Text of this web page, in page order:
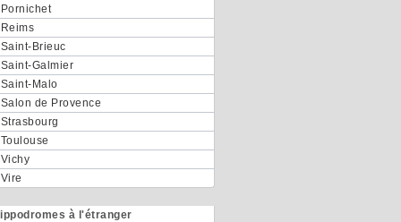
Pornichet
Reims
Saint-Brieuc
Saint-Galmier
Saint-Malo
Salon de Provence
Strasbourg
Toulouse
Vichy
Vire
à l'étranger